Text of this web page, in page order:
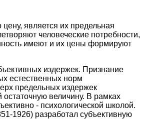
является их предельная
человеческие потребности,
имеют и их цены формируют
издержек. Признание
естественных норм
предельных издержек
величину. В рамках
- психологической школой.
1926) разработал субъективную